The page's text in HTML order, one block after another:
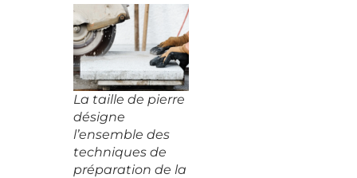
La taille de pierre
désigne
l’ensemble des
techniques de
préparation de la